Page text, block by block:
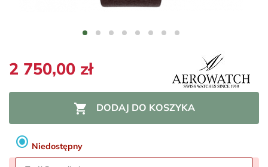
2 750,00 zł
 DODAJ DO KOSZYKA
radio_button_checked Niedostępny